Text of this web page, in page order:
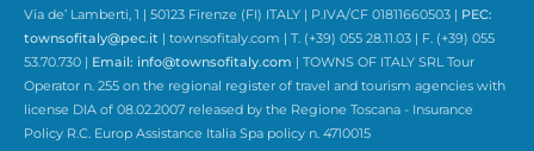
Via de’ Lamberti, 1 | 50123 Firenze (FI) ITALY | P.IVA/CF 01811660503 | PEC:
townsofitaly@pec.it | townsofitaly.com | T. (+39) 055 28.11.03 | F. (+39) 055
53.70.730 | Email: info@townsofitaly.com | TOWNS OF ITALY SRL Tour
Operator n. 255 on the regional register of travel and tourism agencies with
license DIA of 08.02.2007 released by the Regione Toscana - Insurance
Policy R.C. Europ Assistance Italia Spa policy n. 4710015